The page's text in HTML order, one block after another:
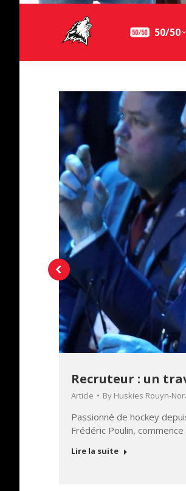
50/50
Recruteur : un
Article By Huskies Rouyn-
Passionné de hockey
Frédéric Poulin,
Lire la suite